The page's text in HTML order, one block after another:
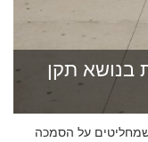
בנושא תקן
לפני שמחליטים על הסמכה